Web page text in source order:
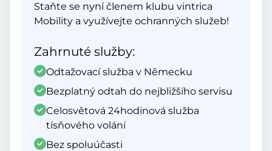
Staňte se nyní členem klubu vintrica
Mobility a využívejte ochranných služeb!
Zahrnuté služby:
Odtažovací služba v Německu
Bezplatný odtah do nejbližšího servisu
Celosvětová 24hodinová služba
tísňového volání
Bez spoluúčasti